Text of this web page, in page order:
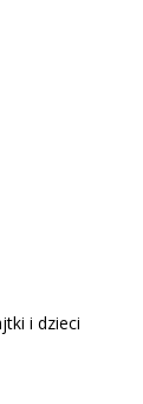
i dzieci